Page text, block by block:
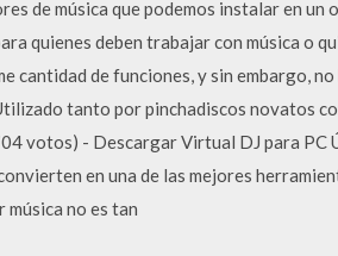
de música que podemos instalar en
quienes deben trabajar con música o
cantidad de funciones, y sin embargo,
tanto por pinchadiscos novatos
votos) - Descargar Virtual DJ para
en una de las mejores
no es tan